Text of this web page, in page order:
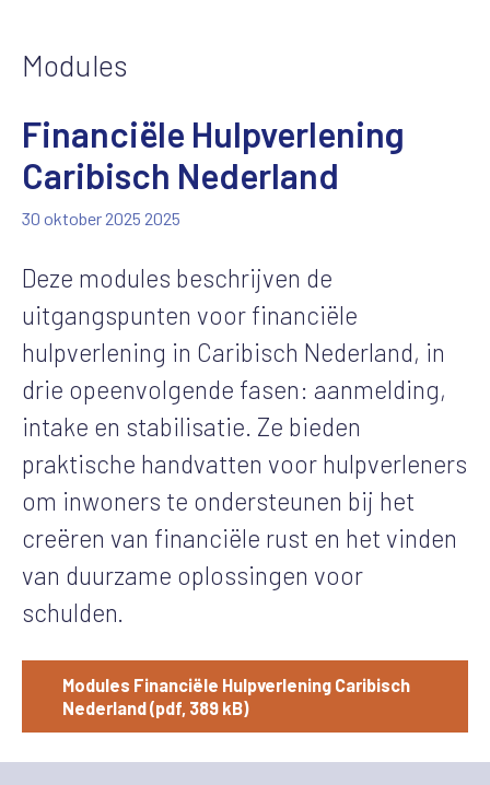
Modules
Financiële Hulpverlening
Caribisch Nederland
30 oktober 2025 2025
Deze modules beschrijven de
uitgangspunten voor financiële
hulpverlening in Caribisch Nederland, in
drie opeenvolgende fasen: aanmelding,
intake en stabilisatie. Ze bieden
praktische handvatten voor hulpverleners
om inwoners te ondersteunen bij het
creëren van financiële rust en het vinden
van duurzame oplossingen voor
schulden.
Modules Financiële Hulpverlening Caribisch
Nederland (pdf, 389 kB)